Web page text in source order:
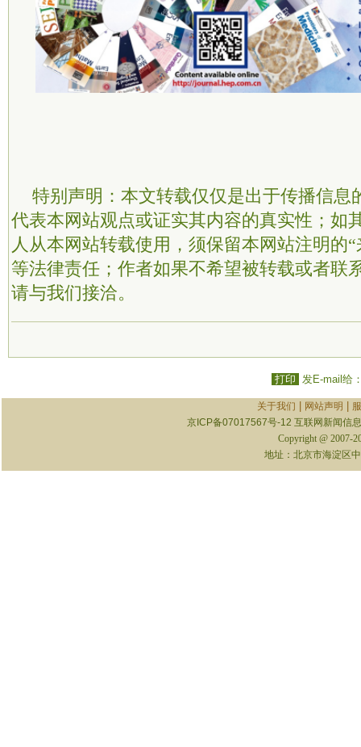
特别声明：本文转载仅仅是出于传播信息
代表本网站观点或证实其内容的真实性；如
人从本网站转载使用，须保留本网站注明的
等法律责任；作者如果不希望被转载或者联
请与我们接洽。
打印 发E-mail给
关于我们 网站声明
京ICP备07017567号-12 互联网新闻信
Copyright @ 2007-
地址：北京市海淀区